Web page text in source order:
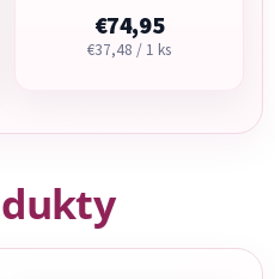
€74,95
Jednotková
€37,48 / 1 ks